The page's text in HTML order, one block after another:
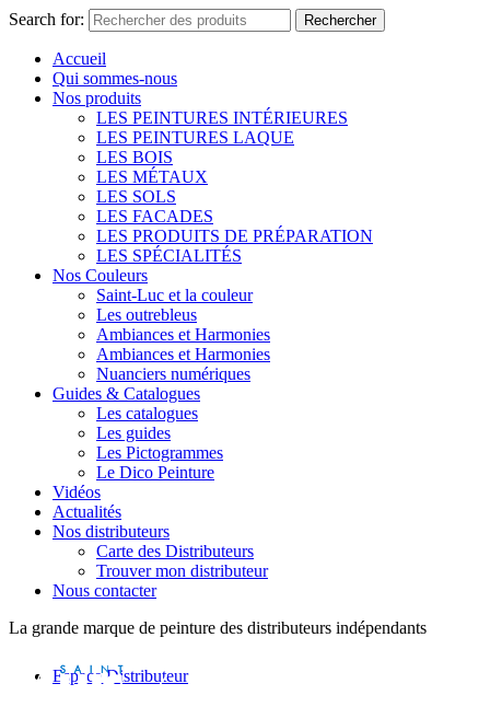
Search for: Rechercher
Accueil
Qui sommes-nous
Nos produits
LES PEINTURES INTÉRIEURES
LES PEINTURES LAQUE
LES BOIS
LES MÉTAUX
LES SOLS
LES FACADES
LES PRODUITS DE PRÉPARATION
LES SPÉCIALITÉS
Nos Couleurs
Saint-Luc et la couleur
Les outrebleus
Ambiances et Harmonies
Ambiances et Harmonies
Nuanciers numériques
Guides & Catalogues
Les catalogues
Les guides
Les Pictogrammes
Le Dico Peinture
Vidéos
Actualités
Nos distributeurs
Carte des Distributeurs
Trouver mon distributeur
Nous contacter
La grande marque de peinture des distributeurs indépendants
Espace Distributeur